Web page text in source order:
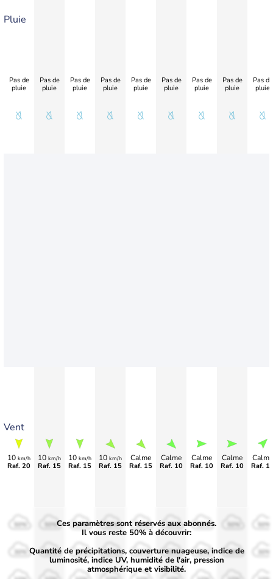
Pluie
Vent
Pas de
pluie
10 km/h
Raf. 20
Pas de
pluie
10 km/h
Raf. 15
Pas de
pluie
10 km/h
Raf. 15
Pas de
pluie
10 km/h
Raf. 15
Pas de
pluie
Calme
Raf. 15
Pas de
pluie
Calme
Raf. 10
Pas de
pluie
Calme
Raf. 10
Pas de
pluie
Calme
Raf. 10
Pas de
pluie
Calme
Raf.
50%
30%
50%
30%
50%
30%
50%
30%
50%
30%
50%
30%
50%
30% 30% 30%
Ces paramètres sont réservés aux abonnés.
Il vous reste 50% à découvrir:
Quantité de précipitations, couverture nuageuse, indice de
luminosité, indice UV, humidité de l'air, pression
atmosphérique et visibilité.